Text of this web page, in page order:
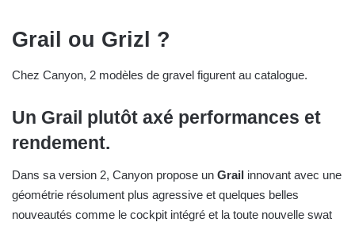
Grail ou Grizl ?
Chez Canyon, 2 modèles de gravel figurent au catalogue.
Un Grail plutôt axé performances et
rendement.
Dans sa version 2, Canyon propose un Grail innovant avec une
géométrie résolument plus agressive et quelques belles
nouveautés comme le cockpit intégré et la toute nouvelle swat